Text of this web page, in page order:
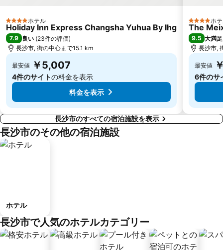
4 ホテルのランク
ホテル
Holiday Inn Express Changsha Yuhua By Ihg
7.9 良い (23件の評価)
長沙市, 街の中心まで15.1 km
最安値 ￥5,007
4件のサイトの料金を表示
料金を表示
4 ホテル
ホ
The
9.5 大満足
長沙市,
最安値
6件のサ
長沙市のすべての宿泊施設を表示
長沙市のその他の宿泊施設
ホテル
長沙市で人気のホテルカテゴリー